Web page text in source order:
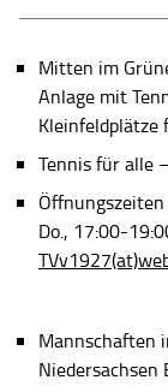
Mitten im
Anlage mit
Kleinfeldplätze
Tennis für alle
Do., 17:00-
Mannschaften
Niedersachsen